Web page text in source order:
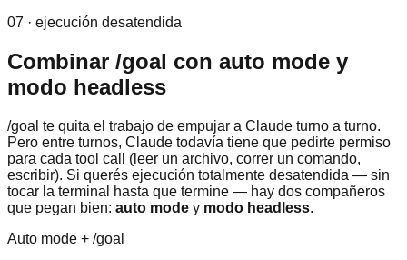
07 · ejecución desatendida
Combinar /goal con auto mode y
modo headless
/goal te quita el trabajo de empujar a Claude turno a turno.
Pero entre turnos, Claude todavía tiene que pedirte permiso
para cada tool call (leer un archivo, correr un comando,
escribir). Si querés ejecución totalmente desatendida — sin
tocar la terminal hasta que termine — hay dos compañeros
que pegan bien: auto mode y modo headless.
Auto mode + /goal